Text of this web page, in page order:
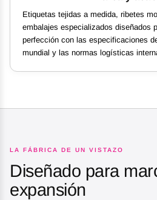
Etiquetas tejidas a medida, ribetes
embalajes especializados diseñados
perfección con las especificaciones
mundial y las normas logísticas
LA FÁBRICA DE UN VISTAZO
Diseñado para
expansión